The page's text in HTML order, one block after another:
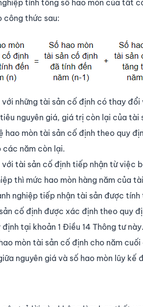
tính tổng số hao mòn của tất
công thức sau:
những tài sản cố định có thay
nguyên giá, giá trị còn lại của tài
hao mòn tài sản cố định theo quy
các năm còn lại.
tài sản cố định tiếp nhận từ việc
thì mức hao mòn hàng năm của
nghiệp tiếp nhận tài sản được
cố định được xác định theo quy
định tại khoản 1 Điều 14 Thông tư này.
mòn tài sản cố định cho năm
nguyên giá và số hao mòn lũy